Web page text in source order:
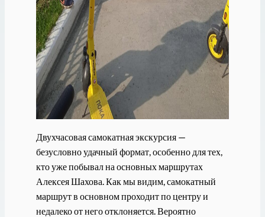
Двухчасовая самокатная экскурсия —
безусловно удачный формат, особенно для тех,
кто уже побывал на основных маршрутах
Алексея Шахова. Как мы видим, самокатный
маршрут в основном проходит по центру и
недалеко от него отклоняется. Вероятно